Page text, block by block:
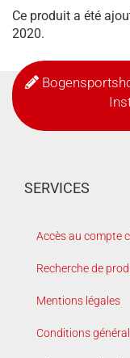
Ce produit a été
2020.
SERVICES
Accès au compte
Recherche de
Mentions légales
Conditions